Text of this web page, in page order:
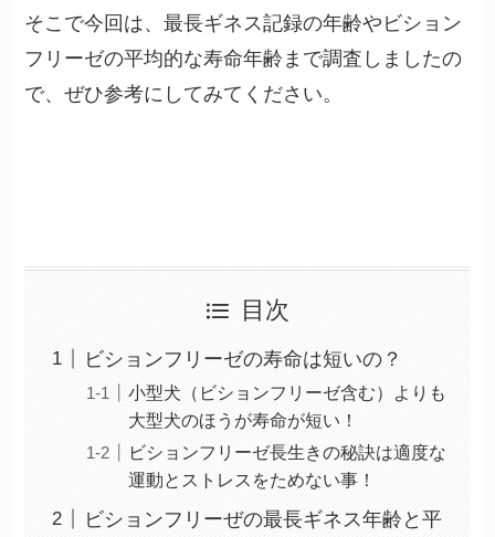
そこで今回は、最長ギネス記録の年齢やビション
フリーゼの平均的な寿命年齢まで調査しましたの
で、ぜひ参考にしてみてください。
目次
ビションフリーゼの寿命は短いの？
小型犬（ビションフリーゼ含む）よりも
大型犬のほうが寿命が短い！
ビションフリーゼ長生きの秘訣は適度な
運動とストレスをためない事！
ビションフリーぜの最長ギネス年齢と平